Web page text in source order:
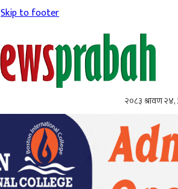
Skip to footer
२०८३ श्रावण